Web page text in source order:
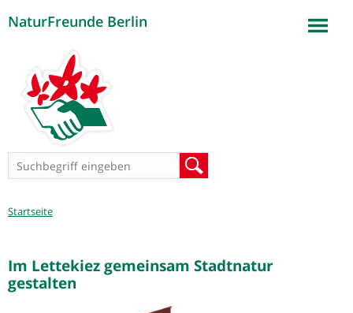
NaturFreunde Berlin
Suchformular
Sie
Startseite
Im Lettekiez gemeinsam Stadtnatur
gestalten